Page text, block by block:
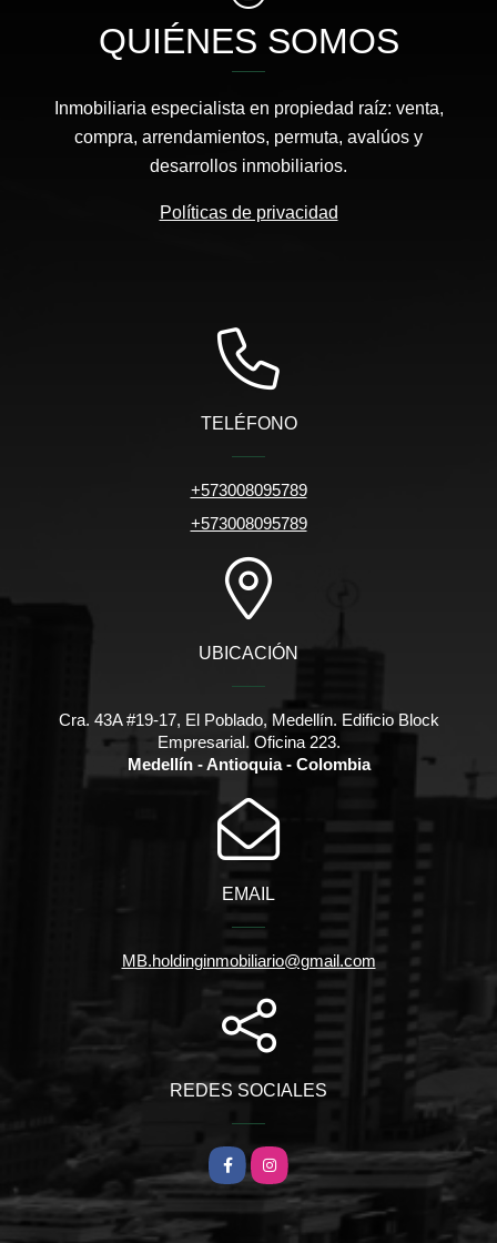
QUIÉNES SOMOS
Inmobiliaria especialista en propiedad raíz: venta,
compra, arrendamientos, permuta, avalúos y
desarrollos inmobiliarios.
Políticas de privacidad
TELÉFONO
+573008095789
+573008095789
UBICACIÓN
Cra. 43A #19-17, El Poblado, Medellín. Edificio Block
Empresarial. Oficina 223.
Medellín - Antioquia - Colombia
EMAIL
MB.holdinginmobiliario@gmail.com
REDES SOCIALES
FacebookInstagram